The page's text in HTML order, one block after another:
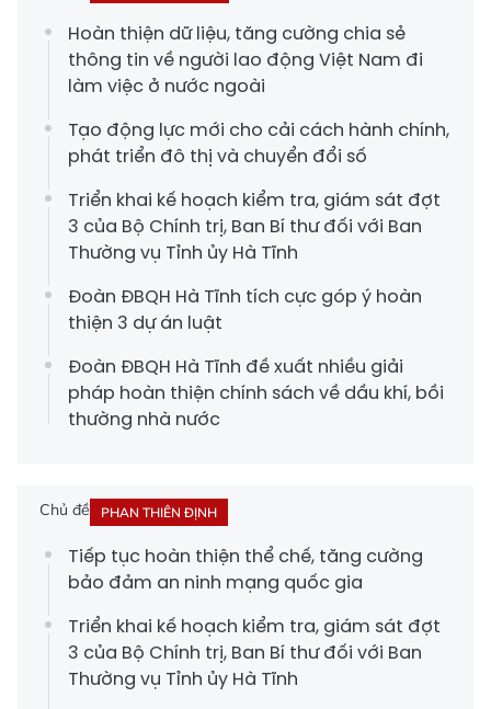
Hoàn thiện dữ liệu, tăng cường chia sẻ
thông tin về người lao động Việt Nam đi
làm việc ở nước ngoài
Tạo động lực mới cho cải cách hành chính,
phát triển đô thị và chuyển đổi số
Triển khai kế hoạch kiểm tra, giám sát đợt
3 của Bộ Chính trị, Ban Bí thư đối với Ban
Thường vụ Tỉnh ủy Hà Tĩnh
Đoàn ĐBQH Hà Tĩnh tích cực góp ý hoàn
thiện 3 dự án luật
Đoàn ĐBQH Hà Tĩnh đề xuất nhiều giải
pháp hoàn thiện chính sách về dầu khí, bồi
thường nhà nước
Chủ đề PHAN THIÊN ĐỊNH
Tiếp tục hoàn thiện thể chế, tăng cường
bảo đảm an ninh mạng quốc gia
Triển khai kế hoạch kiểm tra, giám sát đợt
3 của Bộ Chính trị, Ban Bí thư đối với Ban
Thường vụ Tỉnh ủy Hà Tĩnh